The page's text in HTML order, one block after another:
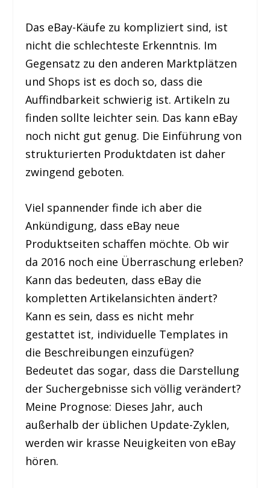
Das eBay-Käufe zu kompliziert sind, ist
nicht die schlechteste Erkenntnis. Im
Gegensatz zu den anderen Marktplätzen
und Shops ist es doch so, dass die
Auffindbarkeit schwierig ist. Artikeln zu
finden sollte leichter sein. Das kann eBay
noch nicht gut genug. Die Einführung von
strukturierten Produktdaten ist daher
zwingend geboten.
Viel spannender finde ich aber die
Ankündigung, dass eBay neue
Produktseiten schaffen möchte. Ob wir
da 2016 noch eine Überraschung erleben?
Kann das bedeuten, dass eBay die
kompletten Artikelansichten ändert?
Kann es sein, dass es nicht mehr
gestattet ist, individuelle Templates in
die Beschreibungen einzufügen?
Bedeutet das sogar, dass die Darstellung
der Suchergebnisse sich völlig verändert?
Meine Prognose: Dieses Jahr, auch
außerhalb der üblichen Update-Zyklen,
werden wir krasse Neuigkeiten von eBay
hören.